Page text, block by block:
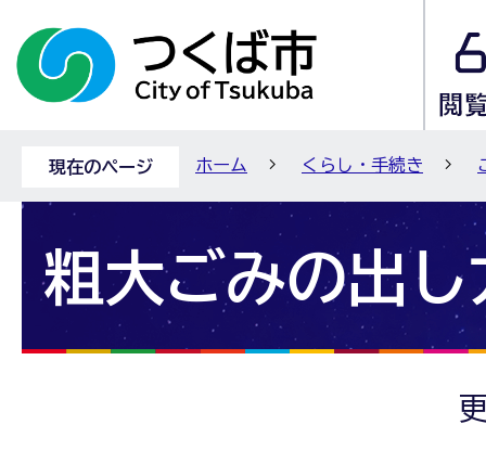
現在のページ ホーム くらし・手続き
粗大ごみの出し